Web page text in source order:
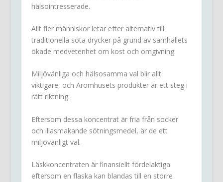
hälsointresserade.
Allt fler människor letar efter alternativ till
traditionella söta drycker på grund av samhällets
ökade medvetenhet om kost och omgivning.
Miljövänliga och hälsosamma val blir allt
viktigare, och Aromhusets produkter är ett steg i
rätt riktning.
Eftersom dessa koncentrat är fria från socker
och illasmakande sötningsmedel, är de ett
miljövänligt val.
Läskkoncentraten är finansiellt fördelaktiga
eftersom en flaska kan blandas till en större